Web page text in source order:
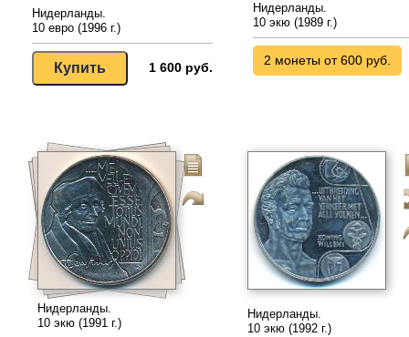
Нидерланды.
10 евро (1996 г.)
1 600 руб.
Нидерланды.
10 экю (1989 г.)
2 монеты от 600 руб.
Нидерланды.
10 экю (1991 г.)
Нидерланды.
10 экю (1992 г.)